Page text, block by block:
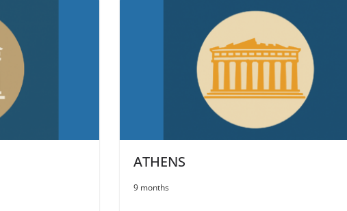
ATHENS
9 months